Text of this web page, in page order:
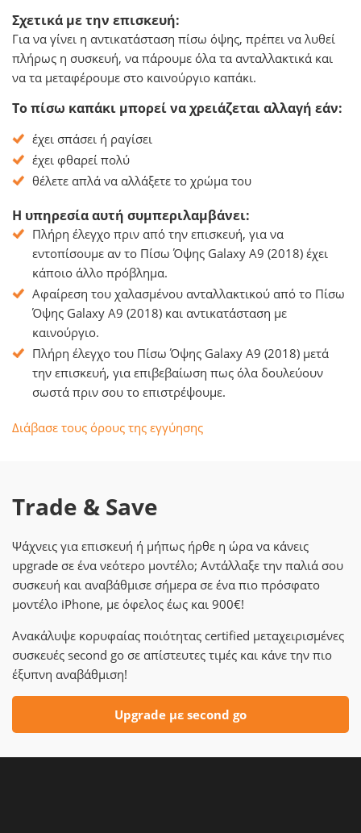
Σχετικά με την επισκευή:
Για να γίνει η αντικατάσταση πίσω όψης, πρέπει να λυθεί
πλήρως η συσκευή, να πάρουμε όλα τα ανταλλακτικά και
να τα μεταφέρουμε στο καινούργιο καπάκι.
Το πίσω καπάκι μπορεί να χρειάζεται αλλαγή εάν:
έχει σπάσει ή ραγίσει
έχει φθαρεί πολύ
θέλετε απλά να αλλάξετε το χρώμα του
Η υπηρεσία αυτή συμπεριλαμβάνει:
Πλήρη έλεγχο πριν από την επισκευή, για να
εντοπίσουμε αν το Πίσω Όψης Galaxy A9 (2018) έχει
κάποιο άλλο πρόβλημα.
Αφαίρεση του χαλασμένου ανταλλακτικού από το Πίσω
Όψης Galaxy A9 (2018) και αντικατάσταση με
καινούργιο.
Πλήρη έλεγχο του Πίσω Όψης Galaxy A9 (2018) μετά
την επισκευή, για επιβεβαίωση πως όλα δουλεύουν
σωστά πριν σου το επιστρέψουμε.
Διάβασε τους όρους της εγγύησης
Trade & Save
Ψάχνεις για επισκευή ή μήπως ήρθε η ώρα να κάνεις
upgrade σε ένα νεότερο μοντέλο; Αντάλλαξε την παλιά σου
συσκευή και αναβάθμισε σήμερα σε ένα πιο πρόσφατο
μοντέλο iPhone, με όφελος έως και 900€!
Ανακάλυψε κορυφαίας ποιότητας certified μεταχειρισμένες
συσκευές second go σε απίστευτες τιμές και κάνε την πιο
έξυπνη αναβάθμιση!
Upgrade με second go